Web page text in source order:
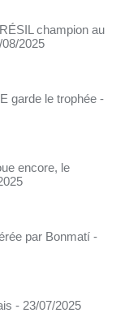
champion au
2025
garde le trophée -
encore, le
par Bonmatí -
- 23/07/2025